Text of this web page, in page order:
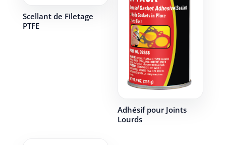
Scellant de Filetage
PTFE
Adhésif pour Joints
Lourds